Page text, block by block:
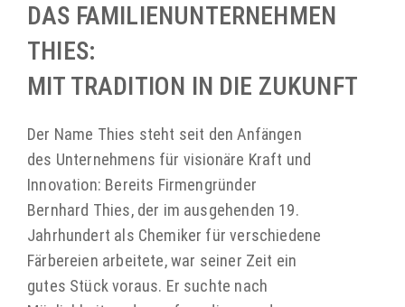
DAS FAMILIEN­UNTERNEHMEN
THIES:
MIT TRADITION IN DIE ZUKUNFT
Der Name Thies steht seit den Anfängen
des Unternehmens für visionäre Kraft und
Innovation: Bereits Firmengründer
Bernhard Thies, der im ausgehenden 19.
Jahrhundert als Chemiker für verschiedene
Färbereien arbeitete, war seiner Zeit ein
gutes Stück voraus. Er suchte nach